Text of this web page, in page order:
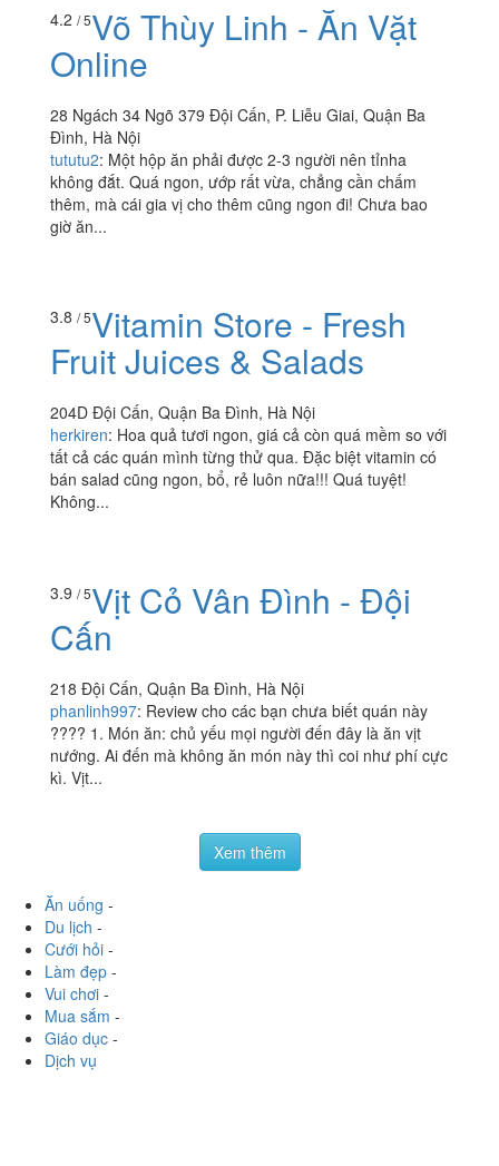
4.2 / 5Võ Thùy Linh - Ăn Vặt
Online
28 Ngách 34 Ngõ 379 Đội Cấn, P. Liễu Giai, Quận Ba
Đình, Hà Nội
tututu2: Một hộp ăn phải được 2-3 người nên tỉnha
không đắt. Quá ngon, ướp rất vừa, chẳng cần chấm
thêm, mà cái gia vị cho thêm cũng ngon đi! Chưa bao
giờ ăn...
3.8/ 5Vitamin Store - Fresh
Fruit Juices & Salads
204D Đội Cấn, Quận Ba Đình, Hà Nội
Không...
3.9/ 5Vịt Cỏ Vân Đình - Đội
phanlinh997
???? 1. Món ăn: chủ yếu mọi người đến đây là ăn vịt
nướng. Ai đến mà không ăn món này thì coi như phí cực
kì. Vịt...